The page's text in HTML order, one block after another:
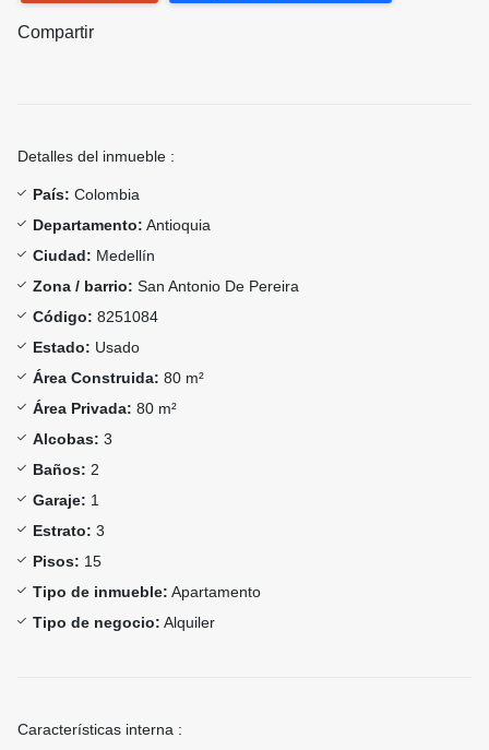
Compartir
Detalles del inmueble :
País: Colombia
Departamento: Antioquia
Ciudad: Medellín
Zona / barrio: San Antonio De Pereira
Código: 8251084
Estado: Usado
Área Construida: 80 m²
Área Privada: 80 m²
Alcobas: 3
Baños: 2
Garaje: 1
Estrato: 3
Pisos: 15
Tipo de inmueble: Apartamento
Tipo de negocio: Alquiler
Características interna :